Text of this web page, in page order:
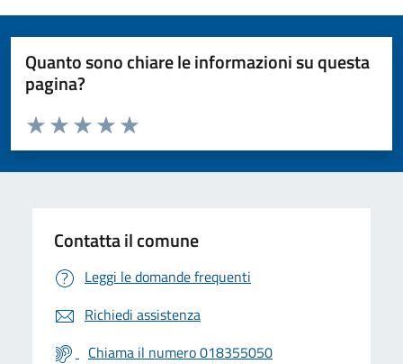
Quanto sono chiare le informazioni su questa
pagina?
Valuta da 1 a 5 stelle la pagina
Valuta 5 stelle su 5
Valuta 4 stelle su 5
Valuta 3 stelle su 5
Valuta 2 stelle su 5
Valuta 1 stelle su 5
Contatta il comune
Leggi le domande frequenti
Richiedi assistenza
Chiama il numero 018355050